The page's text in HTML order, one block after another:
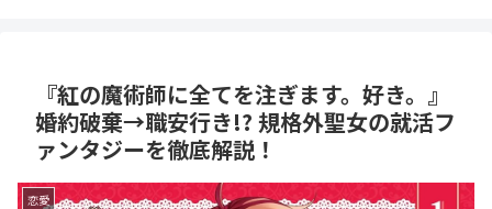
『紅の魔術師に全てを注ぎます。好き。』
婚約破棄→職安行き!? 規格外聖女の就活フ
ァンタジーを徹底解説！
恋愛